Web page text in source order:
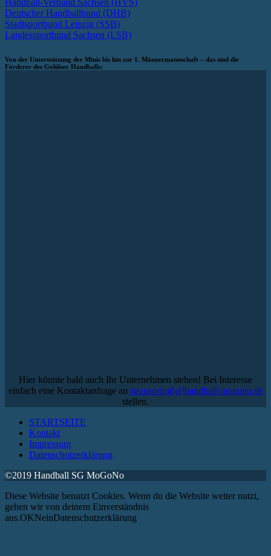
Handball-Verband Sachsen (HVS)
Deutscher Handballbund (DHB)
Stadtsportbund Leipzig (SSB)
Landessportbund Sachsen (LSB)
Von der Unterstützung der Minis bis hin zur 1. Männermannschaft – das sind die
Förderer des Gohliser Handballs:
Hier könnte bald auch Ihr Unternehmen stehen! Bei Interesse
einfach eine Kontaktanfrage an sponsoring[at]handball-mogono.de
stellen.
STARTSEITE
Kontakt
Impressum
Datenschutzerklärung
©2019 Handball SG MoGoNo
Diese Website benutzt Cookies. Wenn du die Website weiter nutzt,
gehen wir von deinem Einverständnis
aus.OKNeinDatenschutzerklärung